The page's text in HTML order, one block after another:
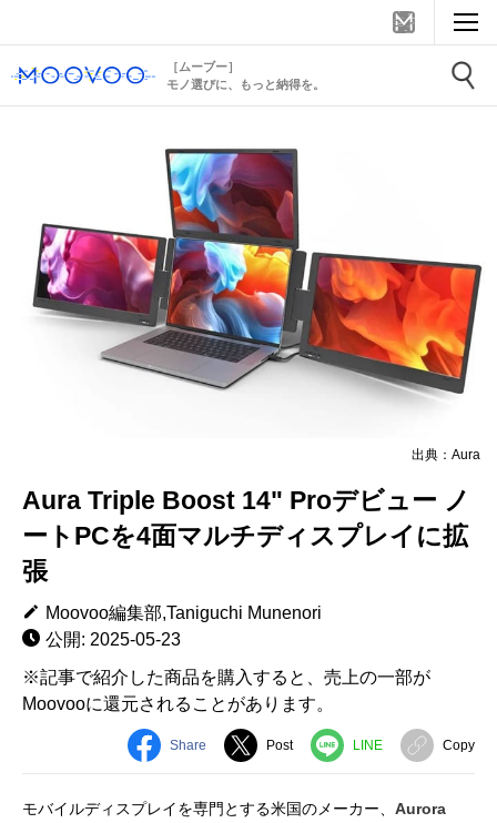
［ムーブー］
モノ選びに、もっと納得を。
出典：Aura
Aura Triple Boost 14" Proデビュー ノ
ートPCを4面マルチディスプレイに拡
張
Moovoo編集部,Taniguchi Munenori
公開: 2025-05-23
※記事で紹介した商品を購入すると、売上の一部が
Moovooに還元されることがあります。
Share Post LINE Copy
モバイルディスプレイを専門とする米国のメーカー、 Aurora